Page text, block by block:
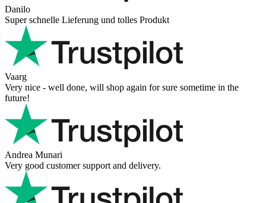
Danilo
Super schnelle Lieferung und tolles Produkt
Vaarg
Very nice - well done, will shop again for sure sometime in the
future!
Andrea Munari
Very good customer support and delivery.